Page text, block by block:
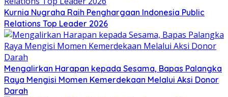
Kurnia Nugraha Raih Penghargaan Indonesia Public
Relations Top Leader 2026
Mengalirkan Harapan kepada Sesama, Bapas Palangka
Raya Mengisi Momen Kemerdekaan Melalui Aksi Donor
Darah